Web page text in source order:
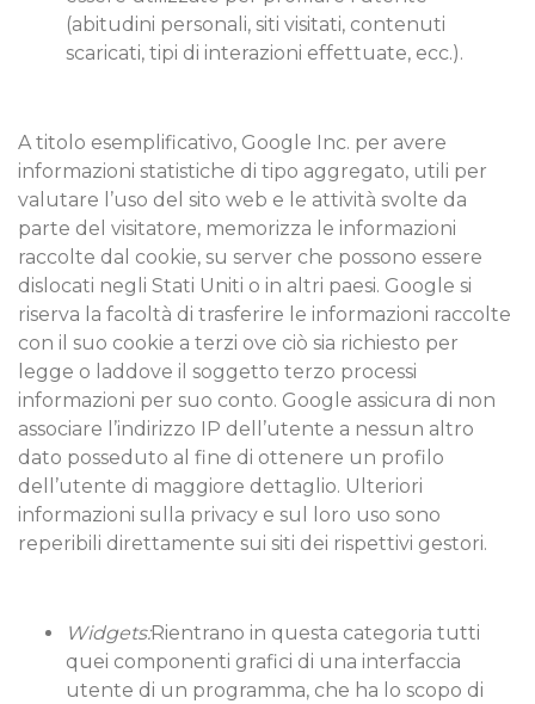
(abitudini personali, siti visitati, contenuti
scaricati, tipi di interazioni effettuate, ecc.).
A titolo esemplificativo, Google Inc. per avere
informazioni statistiche di tipo aggregato, utili per
valutare l’uso del sito web e le attività svolte da
parte del visitatore, memorizza le informazioni
raccolte dal cookie, su server che possono essere
dislocati negli Stati Uniti o in altri paesi. Google si
riserva la facoltà di trasferire le informazioni raccolte
con il suo cookie a terzi ove ciò sia richiesto per
legge o laddove il soggetto terzo processi
informazioni per suo conto. Google assicura di non
associare l’indirizzo IP dell’utente a nessun altro
dato posseduto al fine di ottenere un profilo
dell’utente di maggiore dettaglio. Ulteriori
informazioni sulla privacy e sul loro uso sono
reperibili direttamente sui siti dei rispettivi gestori.
Widgets:Rientrano in questa categoria tutti
quei componenti grafici di una interfaccia
utente di un programma, che ha lo scopo di